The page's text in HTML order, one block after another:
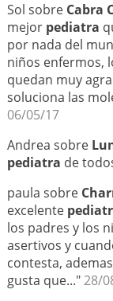
Sol sobre Cabra
mejor pediatra
por nada del
niños enfermos,
quedan muy
soluciona las
06/05/17
Andrea sobre
pediatra de
paula sobre
excelente
los padres y los
asertivos y
contesta,
gusta que..."28/